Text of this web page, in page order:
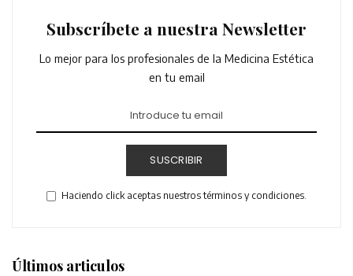
Subscríbete a nuestra Newsletter
Lo mejor para los profesionales de la Medicina Estética
en tu email
SUSCRIBIR
Haciendo click aceptas nuestros términos y condiciones.
Últimos articulos